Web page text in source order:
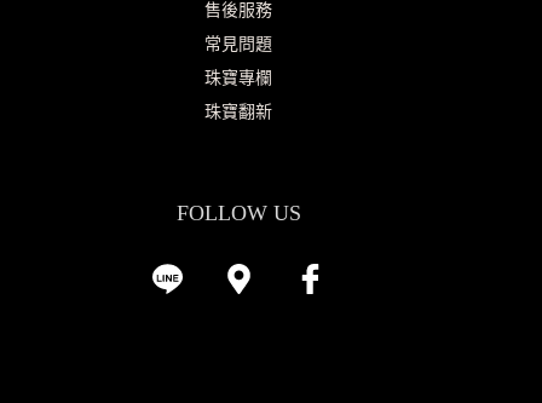
售後服務
常見問題
珠寶專欄
珠寶翻新
FOLLOW US